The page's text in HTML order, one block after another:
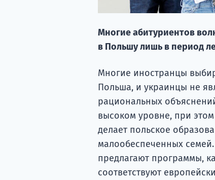
Многие абитуриентов
в Польшу лишь в период
Многие иностранцы
Польша, и украинцы не
рациональных
высоком уровне, при
делает польское
малообеспеченных
предлагают программы,
соответствуют